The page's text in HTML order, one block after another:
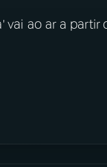
ao ar a partir